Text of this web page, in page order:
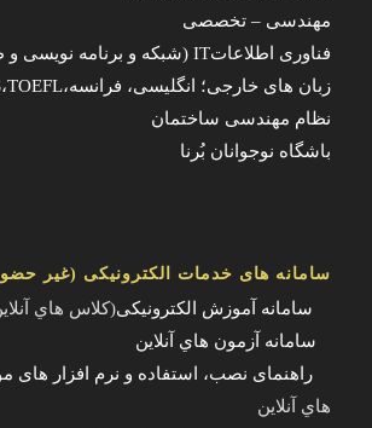
مهندسی – تخصصی
فناوری اطلاعاتIT (شبکه و برنامه نویسی و طراحی وب)
زبان های خارجی؛ انگلیسی، فرانسه،IELTS،TOEFLو…
نظام مهندسی ساختمان
باشگاه نوجوانان بُرنا
سامانه های خدمات الکترونیکی (غیر
سامانه آموزش الکترونیکی(کلاس هاي
سامانه آزمون هاي آنلاين
راهنمای نصب، استفاده و نرم افزار های
هاي آنلاين